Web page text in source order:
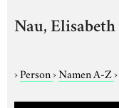
Nau, Elisabeth
›Person›Namen A-Z›